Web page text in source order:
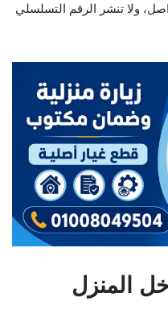
ولا تنشر الرقم التسلسلي
المنزل